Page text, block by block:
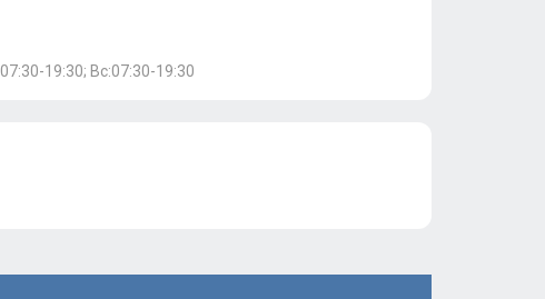
19:30; Вс:07:30-19:30